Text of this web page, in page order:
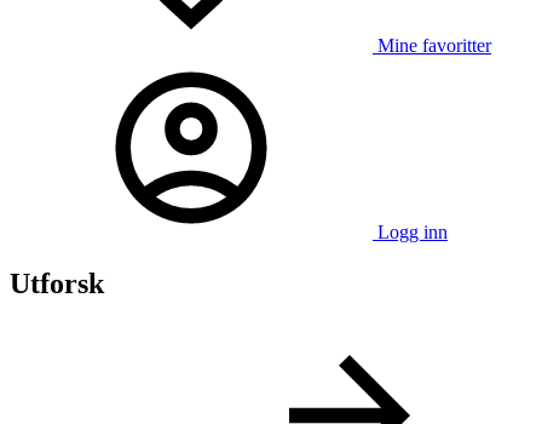
Mine favoritter
Logg inn
Utforsk